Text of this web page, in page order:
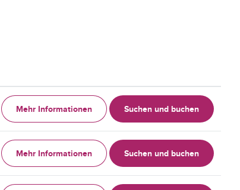
Mehr Informationen Suchen und buchen
Mehr Informationen Suchen und buchen